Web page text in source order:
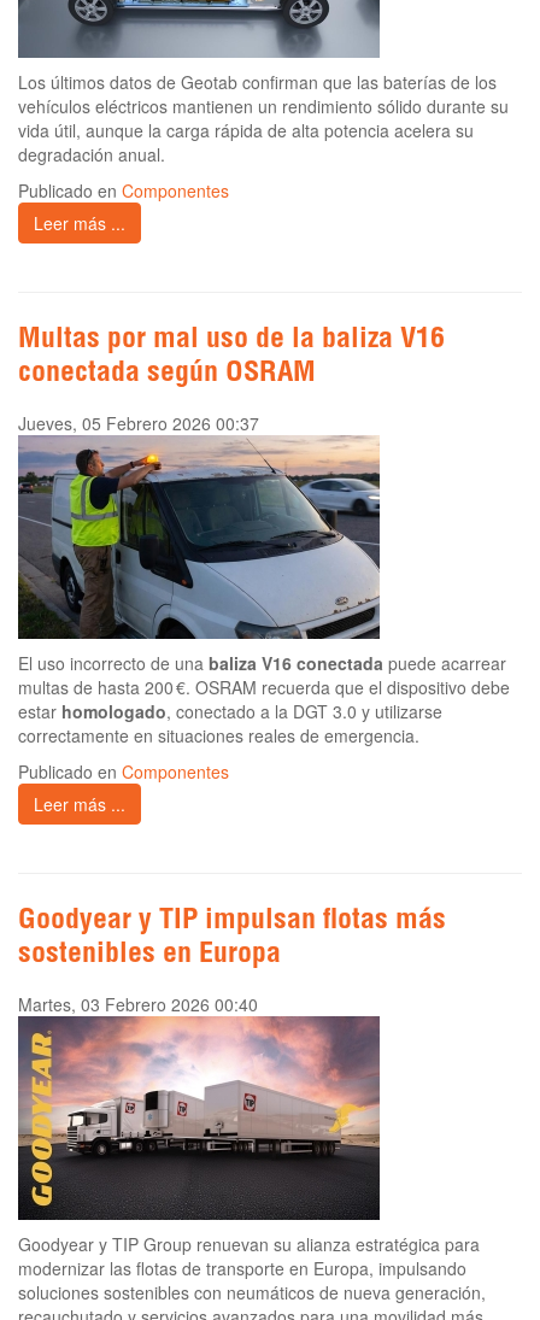
Los últimos datos de Geotab confirman que las baterías de los
vehículos eléctricos mantienen un rendimiento sólido durante su
vida útil, aunque la carga rápida de alta potencia acelera su
degradación anual.
Publicado en Componentes
Leer más ...
Multas por mal uso de la baliza V16
conectada según OSRAM
Jueves, 05 Febrero 2026 00:37
El uso incorrecto de una baliza V16 conectada puede acarrear
multas de hasta 200 €. OSRAM recuerda que el dispositivo debe
estar homologado, conectado a la DGT 3.0 y utilizarse
correctamente en situaciones reales de emergencia.
Publicado en Componentes
Leer más ...
Goodyear y TIP impulsan flotas más
sostenibles en Europa
Martes, 03 Febrero 2026 00:40
Goodyear y TIP Group renuevan su alianza estratégica para
modernizar las flotas de transporte en Europa, impulsando
soluciones sostenibles con neumáticos de nueva generación,